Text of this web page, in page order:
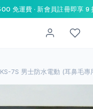
免運費 · 新會員註冊即享 9
7S 男士防水電動 (耳鼻毛專